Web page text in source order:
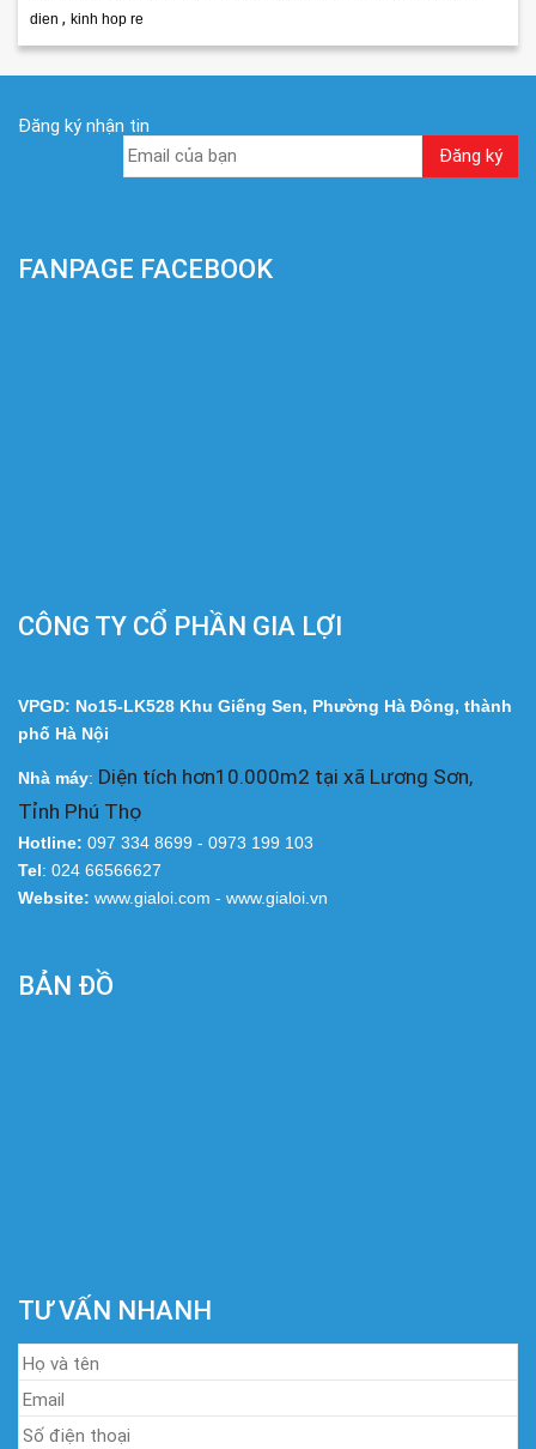
dien , kinh hop re
Đăng ký nhận tin
FANPAGE FACEBOOK
CÔNG TY CỔ PHẦN GIA LỢI
VPGD: No15-LK528 Khu Giếng Sen, Phường Hà Đông, thành
phố Hà Nội
Nhà máy: Diện tích hơn10.000m2 tại xã Lương Sơn,
Tỉnh Phú Thọ
Hotline: 097 334 8699 - 0973 199 103
Tel: 024 66566627
Website: www.gialoi.com - www.gialoi.vn
BẢN ĐỒ
TƯ VẤN NHANH